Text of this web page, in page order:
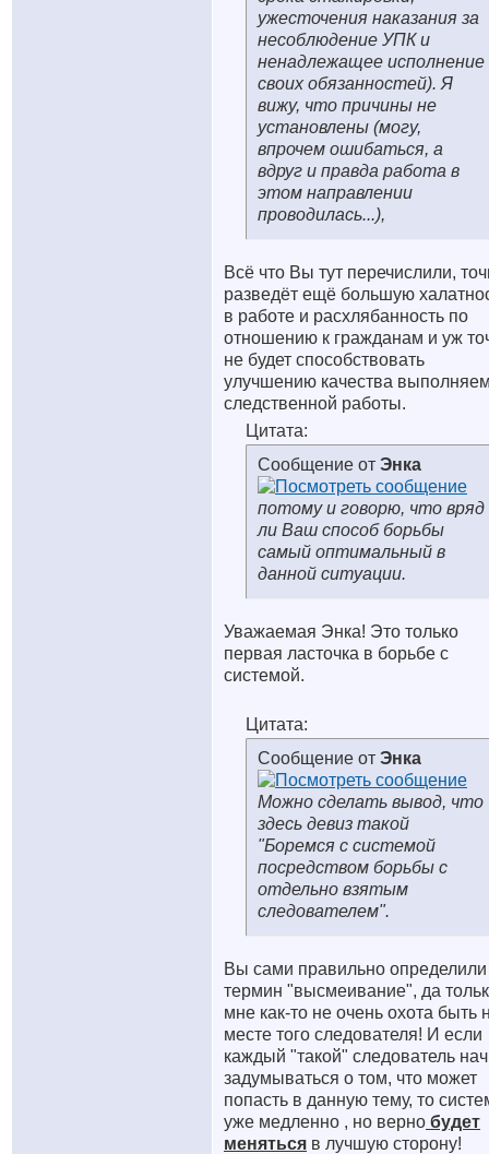
ужесточения наказания за
несоблюдение УПК и
ненадлежащее исполнение
своих обязанностей). Я
вижу, что причины не
установлены (могу,
впрочем ошибаться, а
вдруг и правда работа в
этом направлении
проводилась...),
Всё что Вы тут перечислили,
разведёт ещё большую
в работе и расхлябанность по
отношению к гражданам и уж
не будет способствовать
улучшению качества
следственной работы.
Цитата:
Сообщение от Энка
потому и говорю, что вряд
ли Ваш способ борьбы
самый оптимальный в
данной ситуации.
Уважаемая Энка! Это только
первая ласточка в борьбе с
системой.
Цитата:
Сообщение от Энка
Можно сделать вывод, что
здесь девиз такой
"Боремся с системой
посредством борьбы с
отдельно взятым
следователем".
Вы сами правильно определили
термин "высмеивание", да
мне как-то не очень охота быть
месте того следователя! И если
каждый "такой" следователь
задумываться о том, что может
попасть в данную тему, то
уже медленно , но верно будет
меняться в лучшую сторону!